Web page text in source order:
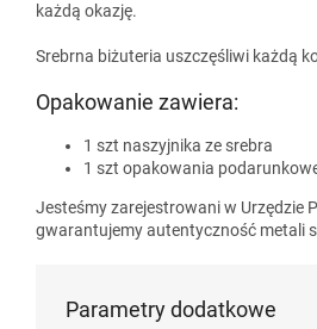
każdą okazję.
Srebrna biżuteria uszczęśliwi każdą
Opakowanie zawiera:
1 szt naszyjnika ze srebra
1 szt opakowania
Jesteśmy zarejestrowani w Urzędzie
gwarantujemy autentyczność metali
Parametry dodatkowe